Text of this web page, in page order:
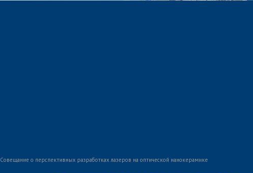
Совещание о перспективных разработках лазеров на оптической нанокерамике